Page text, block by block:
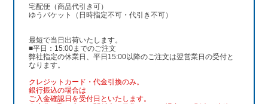
宅配便（商品代引き可）
ゆうパケット（日時指定不可・代引き不可）
最短で当日出荷いたします。
■平日：15:00までのご注文
弊社指定の休業日、平日15:00以降のご注文は翌営業日の受付と
なります。
クレジットカード・代金引換のみ。
銀行振込の場合は
ご入金確認日を受付日といたします。